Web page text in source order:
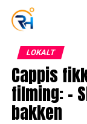
LOKALT
Cappis
filming: –
bakken